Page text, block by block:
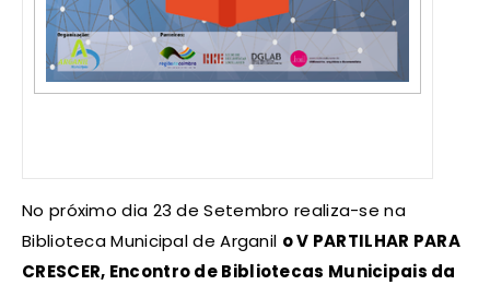
No próximo dia 23 de Setembro realiza-se na
Biblioteca Municipal de Arganil o V PARTILHAR PARA
CRESCER, Encontro de Bibliotecas Municipais da